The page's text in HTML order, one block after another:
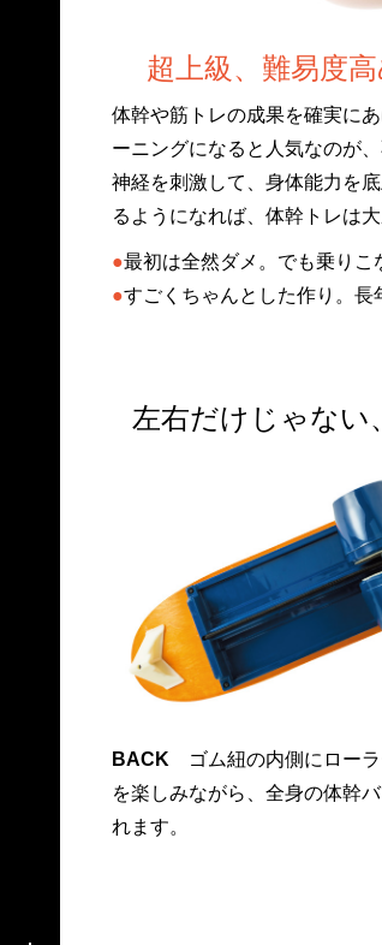
超上級、難易度
体幹や筋トレの成果を確実に
ーニングになると人気なのが
神経を刺激して、身体能力を
るようになれば、体幹トレは大
●最初は全然ダメ。でも乗りこ
●すごくちゃんとした作り。長
左右だけじゃない
BACK ゴム紐の内側にロー
を楽しみながら、全身の体幹
れます。